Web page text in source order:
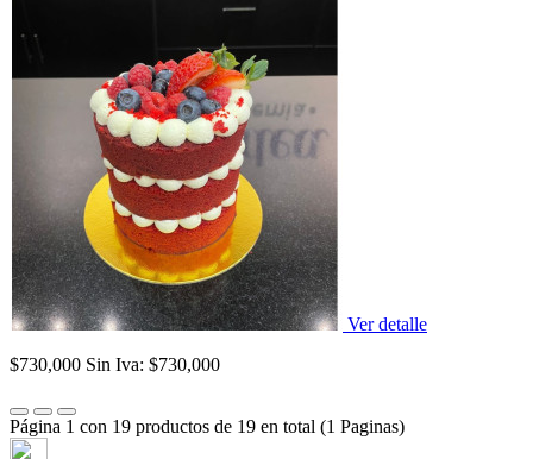
Ver detalle
$730,000 Sin Iva: $730,000
Página 1 con 19 productos de 19 en total (1 Paginas)